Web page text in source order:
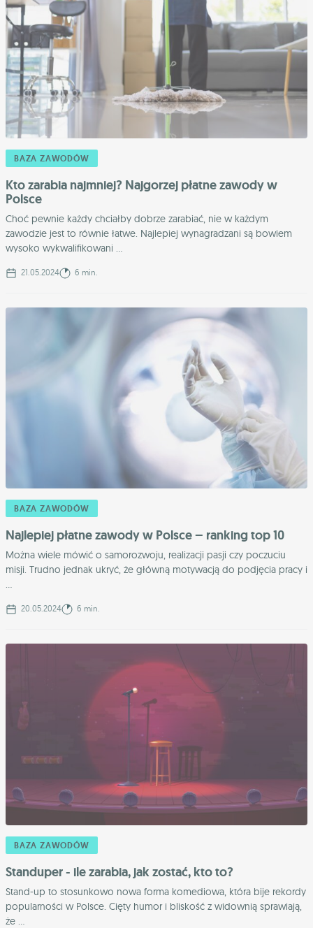
BAZA ZAWODÓW
Kto zarabia najmniej? Najgorzej płatne zawody w
Polsce
Choć pewnie każdy chciałby dobrze zarabiać, nie w każdym
zawodzie jest to równie łatwe. Najlepiej wynagradzani są bowiem
wysoko wykwalifikowani ...
21.05.2024 6 min.
BAZA ZAWODÓW
Najlepiej płatne zawody w Polsce – ranking top 10
Można wiele mówić o samorozwoju, realizacji pasji czy poczuciu
misji. Trudno jednak ukryć, że główną motywacją do podjęcia pracy i
...
20.05.2024 6 min.
BAZA ZAWODÓW
Standuper - ile zarabia, jak zostać, kto to?
Stand-up to stosunkowo nowa forma komediowa, która bije rekordy
popularności w Polsce. Cięty humor i bliskość z widownią sprawiają,
że ...